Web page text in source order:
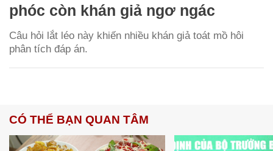
phóc còn khán giả ngơ ngác
Câu hỏi lắt léo này khiến nhiều khán giả toát mồ hôi
phân tích đáp án.
CÓ THỂ BẠN QUAN TÂM